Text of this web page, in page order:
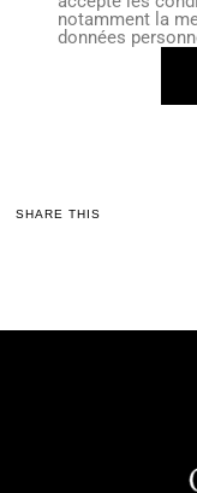
notamment la
données
SHARE THIS